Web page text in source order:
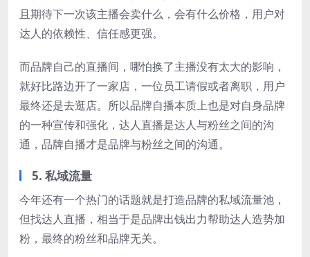
且期待下一次该主播会卖什么，会有什么价格，用户对
达人的依赖性、信任感更强。
而品牌自己的直播间，哪怕换了主播没有太大的影响，
就好比路边开了一家店，一位员工请假或者离职，用户
最终还是去逛店。所以品牌自播本质上也是对自身品牌
的一种宣传和强化，达人直播是达人与粉丝之间的沟
通，品牌自播才是品牌与粉丝之间的沟通。
5. 私域流量
今年还有一个热门的话题就是打造品牌的私域流量池，
但找达人直播，相当于是品牌出钱出力帮助达人造势加
粉，最终的粉丝和品牌无关。